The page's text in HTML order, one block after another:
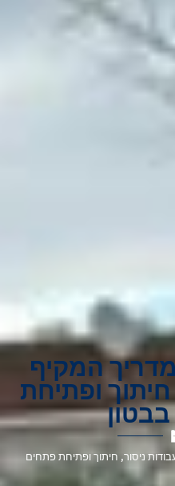
המקיף
ופתיחת
ניסור, חיתוך ופתיחת פתחים